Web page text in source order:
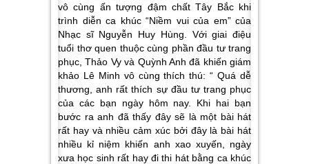
vô cùng ấn tượng đậm chất Tây Bắc khi
trình diễn ca khúc “Niềm vui của em” của
Nhạc sĩ Nguyễn Huy Hùng. Với giai điệu
tuổi thơ quen thuộc cùng phần đầu tư trang
phục, Thảo Vy và Quỳnh Anh đã khiến giám
khảo Lê Minh vô cùng thích thú: “ Quá dễ
thương, anh rất thích sự đầu tư trang phục
của các bạn ngày hôm nay. Khi hai bạn
bước ra anh đã thấy đây sẽ là một bài hát
rất hay và nhiều cảm xúc bởi đây là bài hát
nhiều kỉ niệm khiến anh xao xuyến, ngày
xưa học sinh rất hay đi thi hát bằng ca khúc